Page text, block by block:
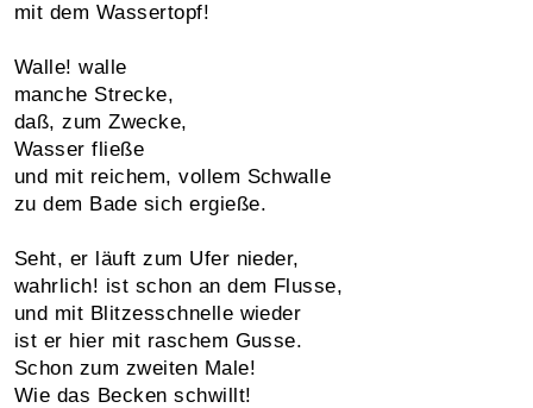
mit dem Wassertopf!
Walle! walle
manche Strecke,
daß, zum Zwecke,
Wasser fließe
und mit reichem, vollem Schwalle
zu dem Bade sich ergieße.
Seht, er läuft zum Ufer nieder,
wahrlich! ist schon an dem Flusse,
und mit Blitzesschnelle wieder
ist er hier mit raschem Gusse.
Schon zum zweiten Male!
Wie das Becken schwillt!